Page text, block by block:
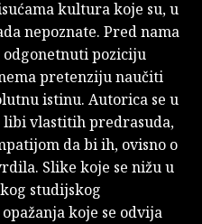
kultura koje su, u
nepoznate. Pred nama
poziciju
pretenziju naučiti
istinu. Autorica se u
vlastitih predrasuda,
da bi ih, ovisno o
Slike koje se nižu u
studijskog
koje se odvija